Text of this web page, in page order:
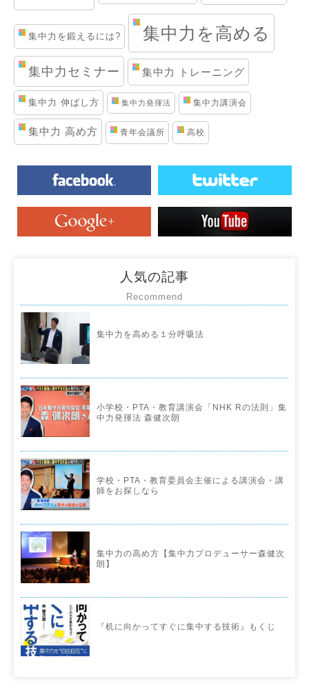
集中力を鍛えるには? 集中力を高める
集中力セミナー 集中力 トレーニング
集中力 伸ばし方 集中力発揮法 集中力講演会
集中力 高め方 青年会議所 高校
人気の記事
Recommend
集中力を高める１分呼吸法
小学校・PTA・教育講演会「NHK Rの法則」集
中力発揮法 森健次朗
学校・PTA・教育委員会主催による講演会・講
師をお探しなら
集中力の高め方【集中力プロデューサー森健次
朗】
『机に向かってすぐに集中する技術』もくじ